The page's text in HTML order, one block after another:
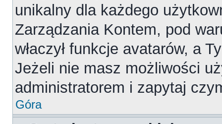
unikalny dla każdego
Zarządzania Kontem, pod
właczył funkcje avatarów, a
Jeżeli nie masz możliwości
administratorem i zapytaj
Góra